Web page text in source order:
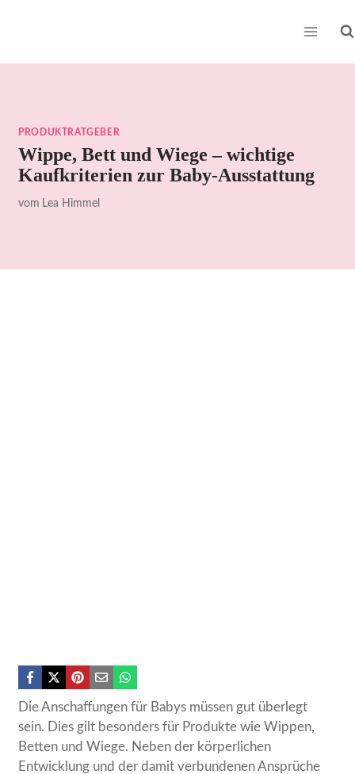
PRODUKTRATGEBER
Wippe, Bett und Wiege – wichtige
Kaufkriterien zur Baby-Ausstattung
vom Lea Himmel
Die Anschaffungen für Babys müssen gut überlegt
sein. Dies gilt besonders für Produkte wie Wippen,
Betten und Wiege. Neben der körperlichen
Entwicklung und der damit verbundenen Ansprüche